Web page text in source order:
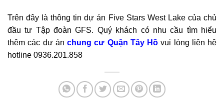
Trên đây là thông tin dự án Five Stars West Lake của chủ
đầu tư Tập đoàn GFS. Quý khách có nhu cầu tìm hiểu
thêm các dự án chung cư Quận Tây Hồ vui lòng liên hệ
hotline 0936.201.858